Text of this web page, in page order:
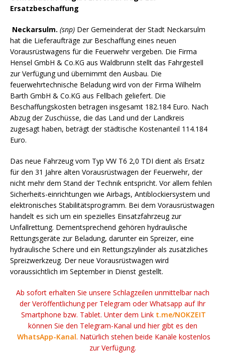
Ersatzbeschaffung
Neckarsulm. (snp) Der Gemeinderat der Stadt Neckarsulm
hat die Lieferaufträge zur Beschaffung eines neuen
Vorausrüstwagens für die Feuerwehr vergeben. Die Firma
Hensel GmbH & Co.KG aus Waldbrunn stellt das Fahrgestell
zur Verfügung und übernimmt den Ausbau. Die
feuerwehrtechnische Beladung wird von der Firma Wilhelm
Barth GmbH & Co.KG aus Fellbach geliefert. Die
Beschaffungskosten betragen insgesamt 182.184 Euro. Nach
Abzug der Zuschüsse, die das Land und der Landkreis
zugesagt haben, beträgt der städtische Kostenanteil 114.184
Euro.
Das neue Fahrzeug vom Typ VW T6 2,0 TDI dient als Ersatz
für den 31 Jahre alten Vorausrüstwagen der Feuerwehr, der
nicht mehr dem Stand der Technik entspricht. Vor allem fehlen
Sicherheits-einrichtungen wie Airbags, Antiblockiersystem und
elektronisches Stabilitätsprogramm. Bei dem Vorausrüstwagen
handelt es sich um ein spezielles Einsatzfahrzeug zur
Unfallrettung. Dementsprechend gehören hydraulische
Rettungsgeräte zur Beladung, darunter ein Spreizer, eine
hydraulische Schere und ein Rettungszylinder als zusätzliches
Spreizwerkzeug. Der neue Vorausrüstwagen wird
voraussichtlich im September in Dienst gestellt.
Ab sofort erhalten Sie unsere Schlagzeilen unmittelbar nach
der Veröffentlichung per Telegram oder Whatsapp auf Ihr
Smartphone bzw. Tablet. Unter dem Link t.me/NOKZEIT
können Sie den Telegram-Kanal und hier gibt es den
WhatsApp-Kanal. Natürlich stehen beide Kanäle kostenlos
zur Verfügung.